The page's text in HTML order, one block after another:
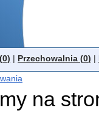
0) | Przechowalnia (0) |
na